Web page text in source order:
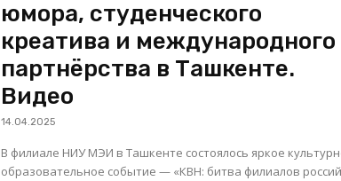
юмора, студенческого
креатива и международного
партнёрства в Ташкенте.
Видео
14.04.2025
В филиале НИУ МЭИ в Ташкенте состоялось яркое
образовательное событие — «КВН: битва филиалов